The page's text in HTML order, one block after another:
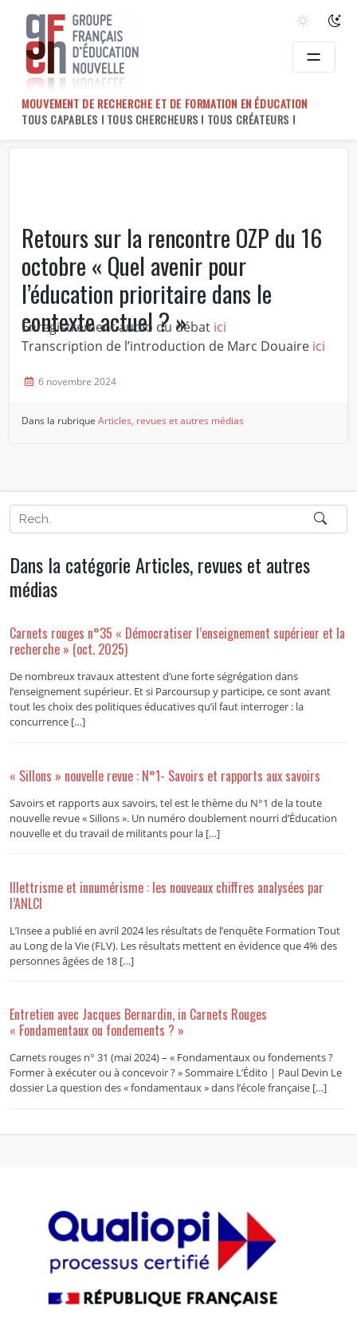
content
MOUVEMENT DE RECHERCHE ET DE FORMATION EN ÉDUCATION
TOUS CAPABLES ! TOUS CHERCHEURS ! TOUS CRÉATEURS !
Retours sur la rencontre OZP du 16
octobre « Quel avenir pour
l’éducation prioritaire dans le
contexte actuel ? »
Enregistrement audio du débat ici
Transcription de l’introduction de Marc Douaire ici
6 novembre 2024
Dans la rubriqueArticles, revues et autres médias
Dans la catégorie Articles, revues et autres
médias
Carnets rouges n°35 « Démocratiser l’enseignement supérieur et la
recherche » (oct. 2025)
De nombreux travaux attestent d’une forte ségrégation dans
l’enseignement supérieur. Et si Parcoursup y participe, ce sont avant
tout les choix des politiques éducatives qu’il faut interroger : la
concurrence […]
« Sillons » nouvelle revue : N°1- Savoirs et rapports aux savoirs
Savoirs et rapports aux savoirs, tel est le thème du N°1 de la toute
nouvelle revue « Sillons ». Un numéro doublement nourri d’Éducation
nouvelle et du travail de militants pour la […]
Illettrisme et innumérisme : les nouveaux chiffres analysées par
l’ANLCI
L’Insee a publié en avril 2024 les résultats de l’enquête Formation Tout
au Long de la Vie (FLV). Les résultats mettent en évidence que 4% des
personnes âgées de 18 […]
Entretien avec Jacques Bernardin, in Carnets Rouges
« Fondamentaux ou fondements ? »
Carnets rouges n° 31 (mai 2024) – « Fondamentaux ou fondements ?
Former à exécuter ou à concevoir ? » Sommaire L’Édito | Paul Devin Le
dossier La question des « fondamentaux » dans l’école française […]